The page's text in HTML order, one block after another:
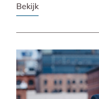
Vivaldi wordt
opera’s tekenen het
Bekijk